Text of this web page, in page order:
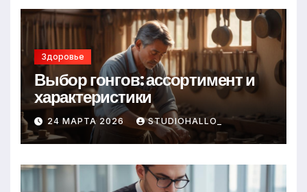
Здоровье
Выбор гонгов: ассортимент и
характеристики
24 МАРТА 2026 STUDIOHALLO_